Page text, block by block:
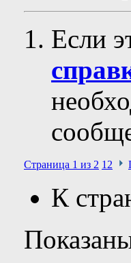
Если
Страница 1 из 2 1 2
К